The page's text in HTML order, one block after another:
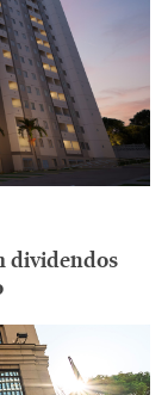
dividendos